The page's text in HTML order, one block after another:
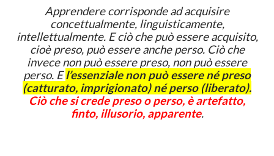
Apprendere corrisponde ad acquisire
concettualmente, linguisticamente,
intellettualmente. E ciò che può essere acquisito,
cioè preso, può essere anche perso. Ciò che
invece non può essere preso, non può essere
perso. El’essenziale non può essere né preso
(catturato, imprigionato) né perso (liberato).
Ciò che si crede preso o perso, è artefatto,
finto, illusorio, apparente.